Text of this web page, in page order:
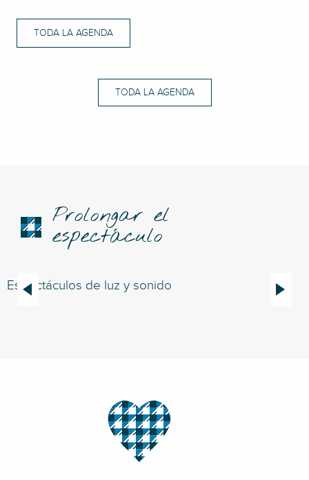
TODA LA AGENDA
TODA LA AGENDA
Prolongar el
espectáculo
Espectáculos de luz y sonido